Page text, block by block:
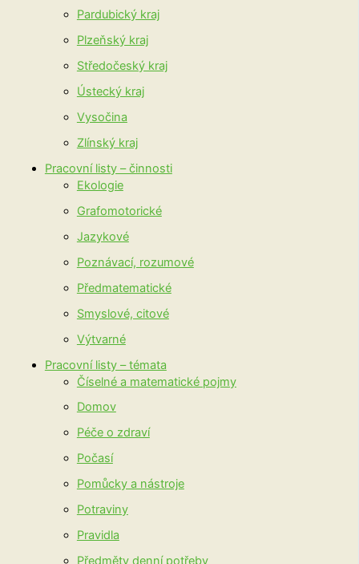
Pardubický kraj
Plzeňský kraj
Středočeský kraj
Ústecký kraj
Vysočina
Zlínský kraj
Pracovní listy – činnosti
Ekologie
Grafomotorické
Jazykové
Poznávací, rozumové
Předmatematické
Smyslové, citové
Výtvarné
Pracovní listy – témata
Číselné a matematické pojmy
Domov
Péče o zdraví
Počasí
Pomůcky a nástroje
Potraviny
Pravidla
Předměty denní potřeby